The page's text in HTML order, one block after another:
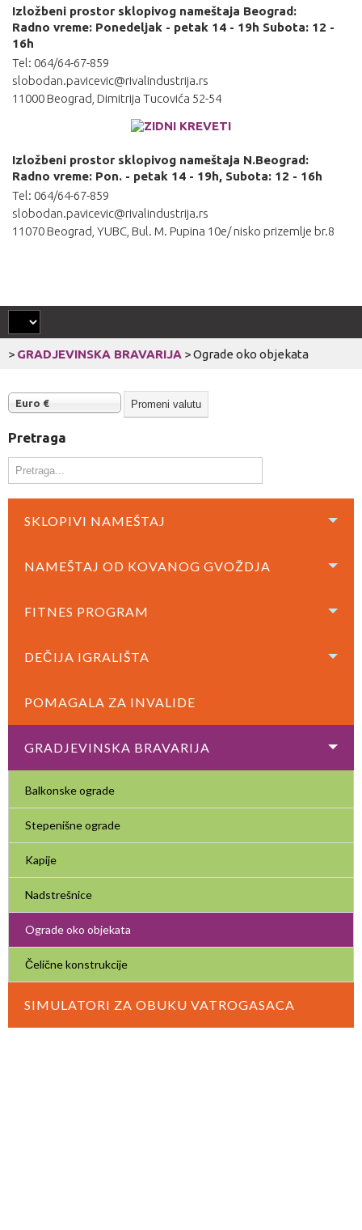
Izložbeni prostor sklopivog nameštaja Beograd:
Radno vreme: Ponedeljak - petak 14 - 19h Subota: 12 -
16h
Tel: 064/64-67-859
slobodan.pavicevic@rivalindustrija.rs
11000 Beograd, Dimitrija Tucovića 52-54
Izložbeni prostor sklopivog nameštaja N.Beograd:
Radno vreme: Pon. - petak 14 - 19h, Subota: 12 - 16h
Tel: 064/64-67-859
slobodan.pavicevic@rivalindustrija.rs
11070 Beograd, YUBC, Bul. M. Pupina 10e/ nisko prizemlje br.8
> GRADJEVINSKA BRAVARIJA >Ograde oko objekata
Euro €
Pretraga
SKLOPIVI NAMEŠTAJ
NAMEŠTAJ OD KOVANOG GVOŽDJA
FITNES PROGRAM
DEČIJA IGRALIŠTA
POMAGALA ZA INVALIDE
GRADJEVINSKA BRAVARIJA
Balkonske ograde
Stepenišne ograde
Kapije
Nadstrešnice
Ograde oko objekata
Čelične konstrukcije
SIMULATORI ZA OBUKU VATROGASACA